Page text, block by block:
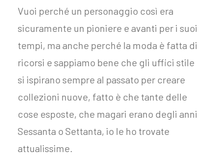
Vuoi perché un personaggio così era
sicuramente un pioniere e avanti per i suoi
tempi, ma anche perché la moda è fatta di
ricorsi e sappiamo bene che gli uffici stile
si ispirano sempre al passato per creare
collezioni nuove, fatto è che tante delle
cose esposte, che magari erano degli anni
Sessanta o Settanta, io le ho trovate
attualissime.